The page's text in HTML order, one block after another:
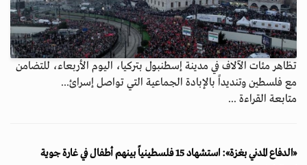
تظاهر مئات الآلاف في مدينة إسطنبول بتركيا، اليوم الأربعاء، للتضامن
مع فلسطين وتنديداً بالإبادة الجماعية التي تواصل إسرائ...
متابعة القراءة ...
«الدفاع المدني بغزة»: استشهاد 15 فلسطينياً بينهم أطفال في غارة جوية